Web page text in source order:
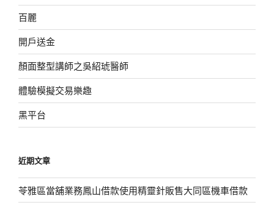
百麗
開戶送金
顏面整型講師之吳紹琥醫師
體驗模擬交易樂趣
黑平台
近期文章
苓雅區當舖業務鳳山借款使用精靈針販售大同區機車借款